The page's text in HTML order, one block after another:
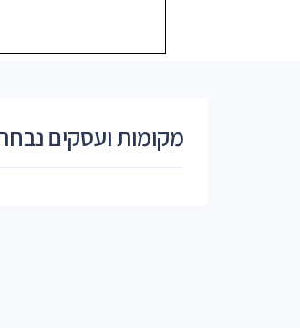
מקומות ועסקים